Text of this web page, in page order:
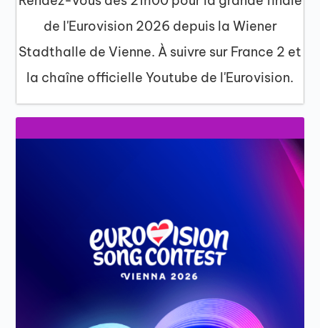
de l'Eurovision 2026 depuis la Wiener
Stadthalle de Vienne. À suivre sur France 2 et
la chaîne officielle Youtube de l'Eurovision.